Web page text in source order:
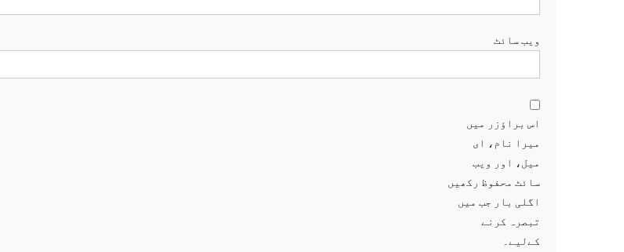
ویب‌ سائٹ
اس براؤزر میں
میرا نام، ای
میل، اور ویب
سائٹ محفوظ رکھیں
اگلی بار جب میں
تبصرہ کرنے
کےلیے۔